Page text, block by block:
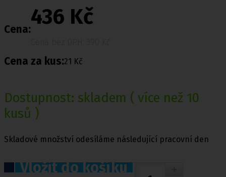
Cena:
436 Kč
Cena za kus:21 Kč
Dostupnost: skladem ( více než 10
kusů )
Skladové množství odesíláme následující pracovní den
Vložit do košíku